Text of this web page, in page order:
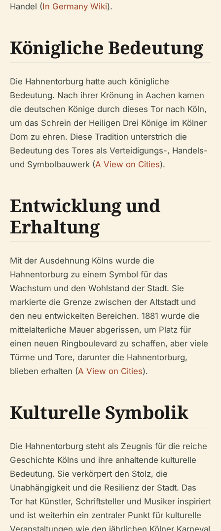
Handel (In Germany Wiki).
Königliche Bedeutung
Die Hahnentorburg hatte auch königliche
Bedeutung. Nach ihrer Krönung in Aachen kamen
die deutschen Könige durch dieses Tor nach Köln,
um das Schrein der Heiligen Drei Könige im Kölner
Dom zu ehren. Diese Tradition unterstrich die
Bedeutung des Tores als Verteidigungs-, Handels-
und Symbolbauwerk (A View on Cities).
Entwicklung und
Erhaltung
Mit der Ausdehnung Kölns wurde die
Hahnentorburg zu einem Symbol für das
Wachstum und den Wohlstand der Stadt. Sie
markierte die Grenze zwischen der Altstadt und
den neu entwickelten Bereichen. 1881 wurde die
mittelalterliche Mauer abgerissen, um Platz für
einen neuen Ringboulevard zu schaffen, aber viele
Türme und Tore, darunter die Hahnentorburg,
blieben erhalten (A View on Cities).
Kulturelle Symbolik
Die Hahnentorburg steht als Zeugnis für die reiche
Geschichte Kölns und ihre anhaltende kulturelle
Bedeutung. Sie verkörpert den Stolz, die
Unabhängigkeit und die Resilienz der Stadt. Das
Tor hat Künstler, Schriftsteller und Musiker inspiriert
und ist weiterhin ein zentraler Punkt für kulturelle